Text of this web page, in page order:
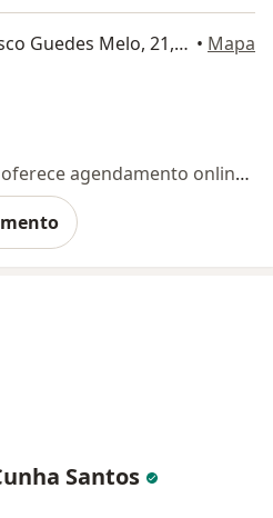
Rua Deputado Francisco Guedes Melo, 21, Aracaju • Mapa
Esse especialista não oferece agendamento online para esse endereço.
Santos